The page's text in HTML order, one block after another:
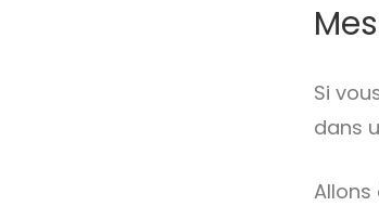
Si
dans
Allons